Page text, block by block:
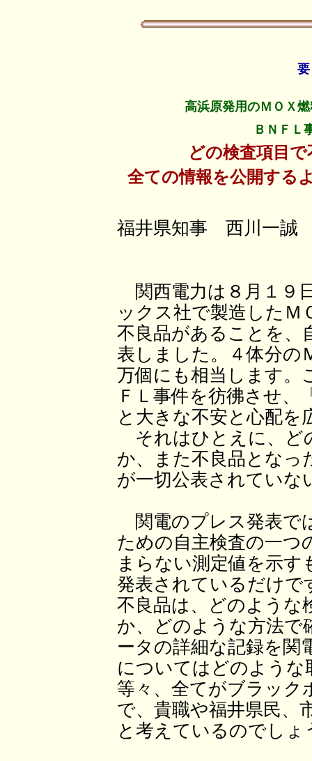
高浜原発用のＭＯＸ
ＢＮＦＬ
どの検査項目
全ての情報を公開する
福井県知事 西川一誠
関西電力は８月１９
ックス社で製造したＭ
不良品があることを、
表しました。４体分の
万個にも相当します。
ＦＬ事件を彷彿させ、
と大きな不安と心配を
それはひとえに、ど
か、また不良品となっ
が一切公表されていな
関電のプレス発表で
ための自主検査の一つ
まらない測定値を示
発表されているだけで
不良品は、どのような
か、どのような方法で
ータの詳細な記録を関
についてはどのよう
等々、全てがブラック
で、貴職や福井県民、
と考えているのでしょ